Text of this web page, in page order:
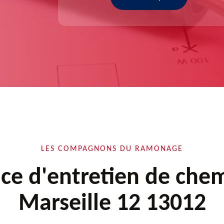
LES COMPAGNONS DU RAMONAGE
d'entretien de
Marseille 12 13012